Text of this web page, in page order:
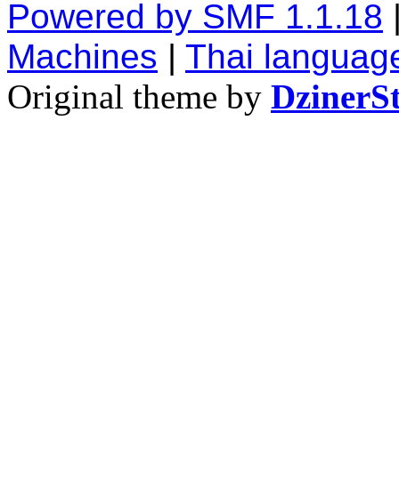
Powered by SMF 1.1.18
Machines | Thai
Original theme by